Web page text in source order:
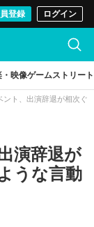
登録 ログイン
・映像ゲームストリート
ント、出演辞退が相次
演辞退が
うな言動